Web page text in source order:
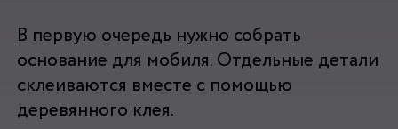
В первую очередь нужно собрать
основание для мобиля. Отдельные детали
склеиваются вместе с помощью
деревянного клея.